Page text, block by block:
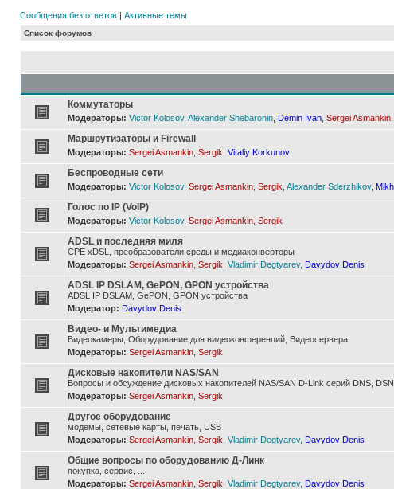
Сообщения без ответов | Активные темы
Список форумов
Коммутаторы
Модераторы: Victor Kolosov, Alexander Shebaronin Demin Ivan Sergei Asmankin
Маршрутизаторы и Firewall
Модераторы: Sergei Asmankin Sergik Vitaliy Korkunov
Беспроводные сети
Модераторы: Victor Kolosov, Sergei Asmankin Sergik Alexander Sderzhikov,
Голос по IP (VoIP)
Модераторы: Victor Kolosov, Sergei Asmankin Sergik
ADSL и последняя миля
CPE xDSL, преобразователи среды и медиаконверторы
Модераторы: Sergei Asmankin Sergik Vladimir Degtyarev, Davydov Denis
ADSL IP DSLAM, GePON, GPON устройства
ADSL IP DSLAM, GePON, GPON устройства
Модератор: Davydov Denis
Видео- и Мультимедиа
Видеокамеры, Оборудование для видеоконференций, Видеосервера
Модераторы: Sergei Asmankin Sergik
Дисковые накопители NAS/SAN
Вопросы и обсуждение дисковых накопителей NAS/SAN D-Link серий DNS, DSN,
Модераторы: Sergei Asmankin Sergik
Другое оборудование
модемы, сетевые карты, печать, USB
Модераторы: Sergei Asmankin Sergik Vladimir Degtyarev, Davydov Denis
Общие вопросы по оборудованию Д-Линк
покупка, сервис, ...
Модераторы: Sergei Asmankin Sergik Vladimir Degtyarev, Davydov Denis